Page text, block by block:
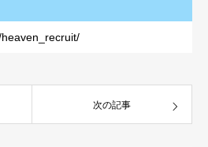
次の記事